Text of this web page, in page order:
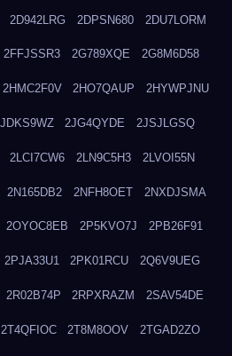
2D942LRG 2DPSN680 2DU7LORM
2FFJSSR3 2G789XQE 2G8M6D58
2HMC2F0V 2HO7QAUP 2HYWPJNU
2JG4QYDE 2JSJLGSQ
2LCI7CW6 2LN9C5H3 2LVOI55N
2N165DB2 2NFH8OET 2NXDJSMA
2OYOC8EB 2P5KVO7J 2PB26F91
2PJA33U1 2PK01RCU 2Q6V9UEG
2R02B74P 2RPXRAZM 2SAV54DE
2T4QFIOC 2T8M8OOV 2TGAD2ZO